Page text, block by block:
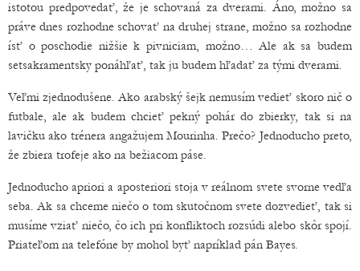
istotou predpovedať, že je schovaná za dverami. Áno, možno sa
práve dnes rozhodne schovať na druhej strane, možno sa rozhodne
ísť o poschodie nižšie k pivniciam, možno… Ale ak sa budem
setsakramentsky ponáhľať, tak ju budem hľadať za tými dverami.
Veľmi zjednodušene. Ako arabský šejk nemusím vedieť skoro nič o
futbale, ale ak budem chcieť pekný pohár do zbierky, tak si na
lavičku ako trénera angažujem Mourinha. Prečo? Jednoducho preto,
že zbiera trofeje ako na bežiacom páse.
Jednoducho apriori a aposteriori stoja v reálnom svete svorne vedľa
seba. Ak sa chceme niečo o tom skutočnom svete dozvedieť, tak si
musíme vziať niečo, čo ich pri konfliktoch rozsúdi alebo skôr spojí.
Priateľom na telefóne by mohol byť napríklad pán Bayes.